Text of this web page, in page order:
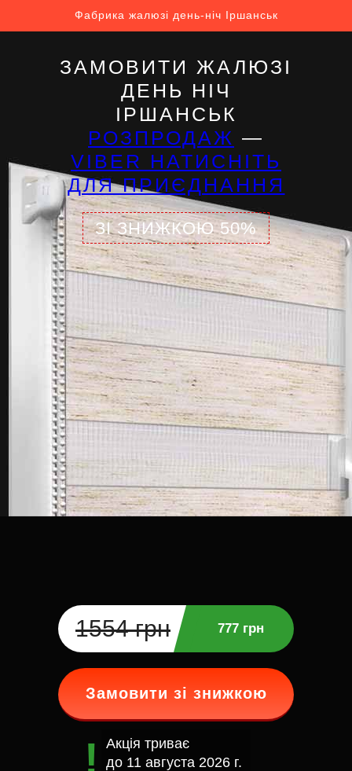
Фабрика жалюзі день-ніч Іршанськ
ЗАМОВИТИ ЖАЛЮЗІ
ДЕНЬ НІЧ
ІРШАНСЬК
РОЗПРОДАЖ —
VIBER НАТИСНІТЬ
ДЛЯ ПРИЄДНАННЯ
ЗІ ЗНИЖКОЮ 50%
1554 грн 777 грн
Замовити зі знижкою
Акція триває
до 11 августа 2026 г.